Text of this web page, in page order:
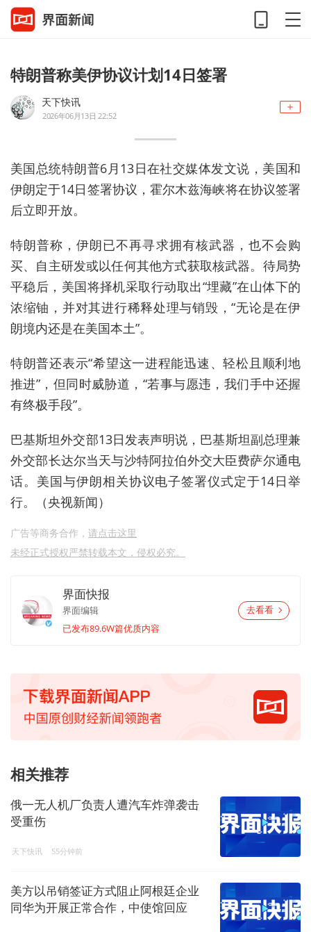
特朗普称美伊协议计划14日签署
天下快讯
2026年06月13日 22:52
美国总统特朗普6月13日在社交媒体发文说，美国和
伊朗定于14日签署协议，霍尔木兹海峡将在协议签署
后立即开放。
特朗普称，伊朗已不再寻求拥有核武器，也不会购
买、自主研发或以任何其他方式获取核武器。待局势
平稳后，美国将择机采取行动取出“埋藏”在山体下的
浓缩铀，并对其进行稀释处理与销毁，“无论是在伊
朗境内还是在美国本土”。
特朗普还表示“希望这一进程能迅速、轻松且顺利地
推进”，但同时威胁道，“若事与愿违，我们手中还握
有终极手段”。
巴基斯坦外交部13日发表声明说，巴基斯坦副总理兼
外交部长达尔当天与沙特阿拉伯外交大臣费萨尔通电
话。美国与伊朗相关协议电子签署仪式定于14日举
行。
（央视新闻）
广告等商务合作， 请点击这里
未经正式授权严禁转载本文，侵权必究。
界面快报
界面编辑
已发布89.6W篇优质内容
去看看
相关推荐
俄一无人机厂负责人遭汽车炸弹袭击
受重伤
天下快讯 55分钟前
美方以吊销签证方式阻止阿根廷企业
同华为开展正常合作，中使馆回应